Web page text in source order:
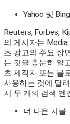
Yahoo 및
Reuters, Forbes,
의 게시자는
츠 광고의 주요 장
는 것을 충분히 알
츠 제작자 또는 블
사용하는 것에 달
서 두 개의 검색 엔
더 나은 지불